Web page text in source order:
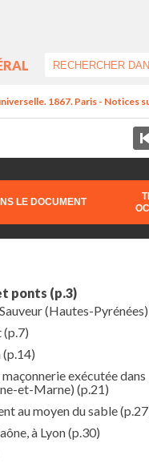
1867. Paris - Notices
LE DOCUMENT
ponts (p.3)
(Hautes-Pyrénées)
(p.7)
(p.14)
exécutée dans
et-Marne) (p.21)
au moyen du sable
à Lyon(p.30)